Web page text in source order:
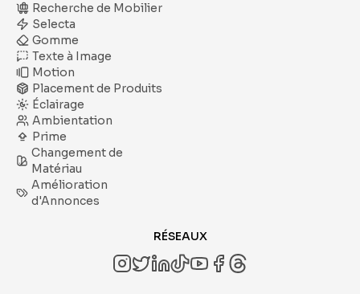
Recherche de Mobilier
Selecta
Gomme
Texte à Image
Motion
Placement de Produits
Éclairage
Ambientation
Prime
Changement de
Matériau
Amélioration
d'Annonces
RÉSEAUX